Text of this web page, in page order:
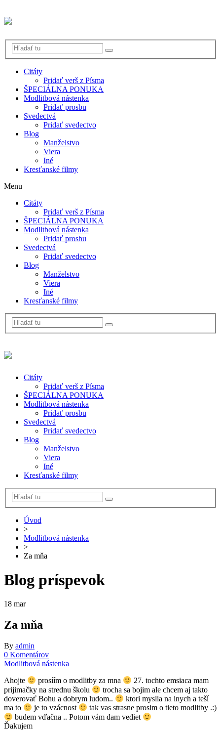
Citáty
Pridať verš z Písma
ŠPECIÁLNA PONUKA
Modlitbová nástenka
Pridať prosbu
Svedectvá
Pridať svedectvo
Blog
Manželstvo
Viera
Iné
Kresťanské filmy
Menu
Citáty
Pridať verš z Písma
ŠPECIÁLNA PONUKA
Modlitbová nástenka
Pridať prosbu
Svedectvá
Pridať svedectvo
Blog
Manželstvo
Viera
Iné
Kresťanské filmy
Citáty
Pridať verš z Písma
ŠPECIÁLNA PONUKA
Modlitbová nástenka
Pridať prosbu
Svedectvá
Pridať svedectvo
Blog
Manželstvo
Viera
Iné
Kresťanské filmy
Úvod
>
Modlitbová nástenka
>
Za mňa
Blog príspevok
18 mar
Za mňa
By admin
0 Komentárov
Modlitbová nástenka
Ahojte prosíím o modlitby za mna
27. tochto emsiaca mam
prijimačky na strednu školu
trocha sa bojim ale chcem aj takto
doverovať Bohu a dobrym ludom..
ktori myslia na inych a teší
ma to
je to vzácnost
tak vas strasne prosim o tieto modlitby .:)
budem vďačna .. Potom vám dam vediet
Ďakujem